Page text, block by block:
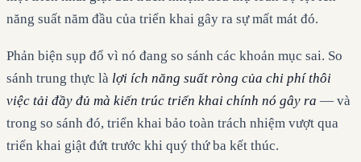
năng suất năm đầu của triển khai gây ra sự mất mát đó.
Phản biện sụp đổ vì nó đang so sánh các khoản mục sai. So
sánh trung thực là lợi ích năng suất ròng của chi phí thôi
việc tải đầy đủ mà kiến trúc triển khai chính nó gây ra — và
trong so sánh đó, triển khai bảo toàn trách nhiệm vượt qua
triển khai giật đứt trước khi quý thứ ba kết thúc.